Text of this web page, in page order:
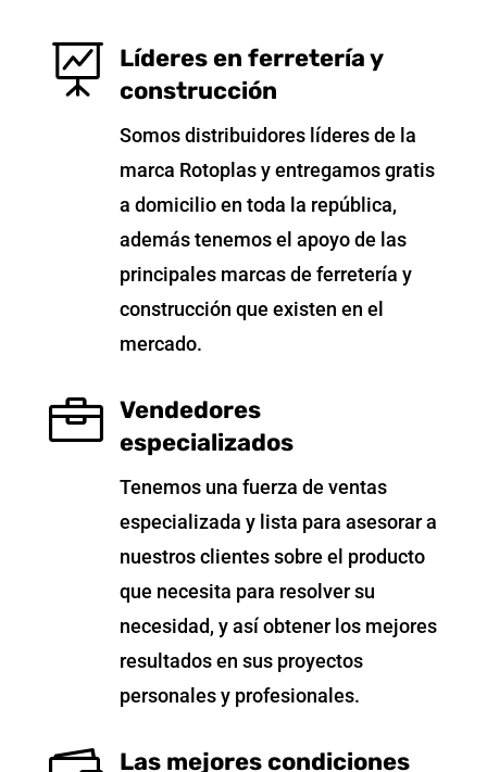

Líderes en ferretería y
construcción
Somos distribuidores líderes de la
marca Rotoplas y entregamos gratis
a domicilio en toda la república,
además tenemos el apoyo de las
principales marcas de ferretería y
construcción que existen en el
mercado.
 Vendedores
especializados
Tenemos una fuerza de ventas
especializada y lista para asesorar a
nuestros clientes sobre el producto
que necesita para resolver su
necesidad, y así obtener los mejores
resultados en sus proyectos
personales y profesionales.
Las mejores condiciones